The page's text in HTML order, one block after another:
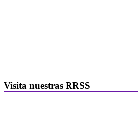
Visita nuestras RRSS